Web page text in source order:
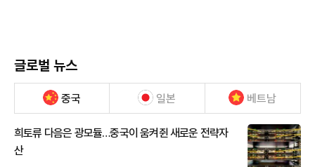
글로벌 뉴스
중국 일본 베트남
희토류 다음은 광모듈…중국이 움켜쥔 새로운 전략자
산